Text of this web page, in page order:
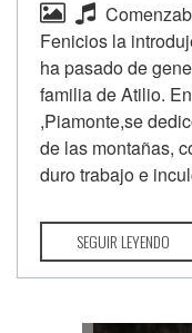
Fenicios la
ha pasado de
familia de Atilio.
,Piamonte,se
de las montañas,
duro trabajo e
SEGUIR LEYENDO